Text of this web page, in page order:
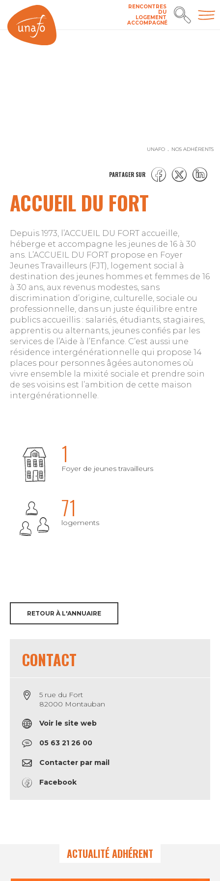
RENCONTRES
DU
LOGEMENT
ACCOMPAGNÉ
RETOUR À L'ANNUAIRE
CONTACT
5 rue du Fort
82000 Montauban
Voir le site web
05 63 21 26 00
Contacter par mail
Facebook
PARTAGER SUR
UNAFO NOS ADHÉRENTS
ACCUEIL DU FORT
Depuis 1973, l’ACCUEIL DU FORT accueille,
héberge et accompagne les jeunes de 16 à 30
ans. L’ACCUEIL DU FORT propose en Foyer
Jeunes Travailleurs (FJT), logement social à
destination des jeunes hommes et femmes de 16
à 30 ans, aux revenus modestes, sans
discrimination d’origine, culturelle, sociale ou
professionnelle, dans un juste équilibre entre
publics accueillis : salariés, étudiants, stagiaires,
apprentis ou alternants, jeunes confiés par les
services de l’Aide à l’Enfance. C’est aussi une
résidence intergénérationnelle qui propose 14
places pour personnes âgées autonomes où
vivre ensemble la mixité sociale et prendre soin
de ses voisins est l’ambition de cette maison
intergénérationnelle.
1
Foyer de jeunes travailleurs
71
logements
ACTUALITÉ ADHÉRENT